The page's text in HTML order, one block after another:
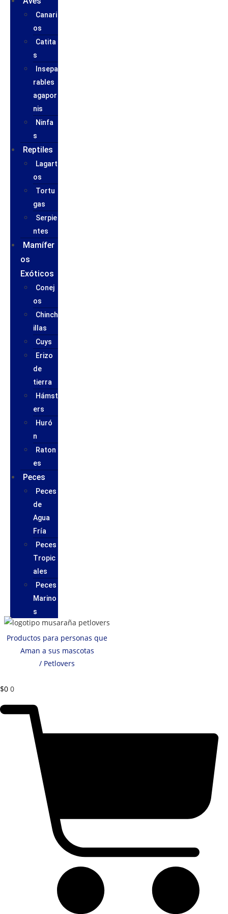
Canari
os
Catita
s
Insepa
rables
agapor
nis
Ninfa
s
Reptiles
Lagart
os
Tortu
gas
Serpie
ntes
Mamífer
os
Exóticos
Conej
os
Chinch
illas
Cuys
Erizo
de
tierra
Hámst
ers
Huró
n
Raton
es
Peces
Peces
de
Agua
Fría
Peces
Tropic
ales
Peces
Marino
s
Productos para personas que
Aman a sus mascotas
/ Petlovers
$0 0